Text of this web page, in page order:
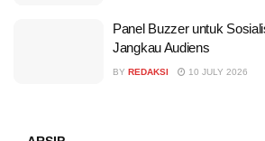
Panel Buzzer untuk
Jangkau Audiens
BY REDAKSI 10 JULY 2026